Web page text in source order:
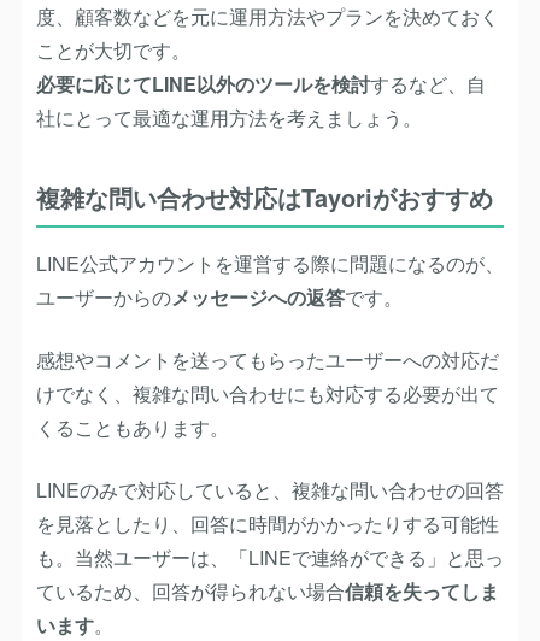
度、顧客数などを元に運用方法やプランを決めておく
ことが大切です。
必要に応じてLINE以外のツールを検討するなど、自
社にとって最適な運用方法を考えましょう。
複雑な問い合わせ対応はTayoriがおすすめ
LINE公式アカウントを運営する際に問題になるのが、
ユーザーからのメッセージへの返答です。
感想やコメントを送ってもらったユーザーへの対応だ
けでなく、複雑な問い合わせにも対応する必要が出て
くることもあります。
LINEのみで対応していると、複雑な問い合わせの回答
を見落としたり、回答に時間がかかったりする可能性
も。当然ユーザーは、「LINEで連絡ができる」と思っ
ているため、回答が得られない場合信頼を失ってしま
います。